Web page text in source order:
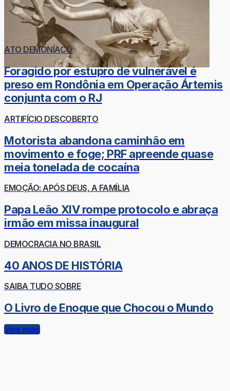
ATO DEMONÍACO
Foragido por estupro de vulnerável é
preso em Rondônia em Operação Ártemis
conjunta com o RJ
ARTIFÍCIO DESCOBERTO
Motorista abandona caminhão em
movimento e foge; PRF apreende quase
meia tonelada de cocaína
EMOÇÃO: APÓS DEUS, A FAMÍLIA
Papa Leão XIV rompe protocolo e abraça
irmão em missa inaugural
DEMOCRACIA NO BRASIL
40 ANOS DE HISTÓRIA
SAIBA TUDO SOBRE
O Livro de Enoque que Chocou o Mundo
Veja mais